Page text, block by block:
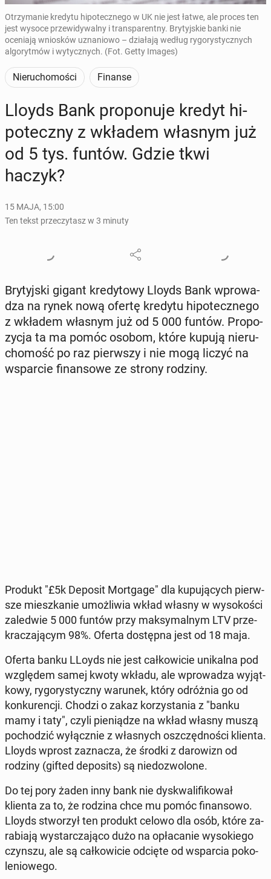
Otrzymanie kredytu hipotecznego w UK nie jest łatwe, ale proces ten
jest wysoce przewidywalny i transparentny. Brytyjskie banki nie
oceniają wniosków uznaniowo – działają według rygorystycznych
algorytmów i wytycznych. (Fot. Getty Images)
Nieruchomości Finanse
Lloyds Bank pro­po­nu­je kredyt hi­
po­tecz­ny z wkładem własnym już
od 5 tys. funtów. Gdzie tkwi
haczyk?
15 MAJA, 15:00
Ten tekst przeczytasz w 3 minuty
Bry­tyj­ski gigant kre­dy­to­wy Lloyds Bank wpro­wa­
dza na rynek nową ofertę kredytu hi­po­tecz­ne­go
z wkładem własnym już od 5 000 funtów. Pro­po­
zy­cja ta ma pomóc osobom, które kupują nie­ru­
cho­mość po raz pierw­szy i nie mogą liczyć na
wspar­cie fi­nan­so­we ze strony rodziny.
Produkt "£5k Deposit Mort­ga­ge" dla ku­pu­ją­cych pierw­
sze miesz­ka­nie umoż­li­wia wkład własny w wy­so­ko­ści
za­le­d­wie 5 000 funtów przy mak­sy­mal­nym LTV prze­
kra­cza­ją­cym 98%. Oferta do­stęp­na jest od 18 maja.
Oferta banku LLoyds nie jest cał­ko­wi­cie uni­kal­na pod
wzglę­dem samej kwoty wkładu, ale wpro­wa­dza wy­jąt­
ko­wy, ry­go­ry­stycz­ny warunek, który od­róż­nia go od
kon­ku­ren­cji. Chodzi o zakaz ko­rzy­sta­nia z "banku
mamy i taty", czyli pie­nią­dze na wkład własny muszą
po­cho­dzić wy­łącz­nie z wła­snych oszczęd­no­ści klienta.
Lloyds wprost za­zna­cza, że środki z da­ro­wizn od
rodziny (gifted de­po­sits) są nie­do­zwo­lo­ne.
Do tej pory żaden inny bank nie dys­kwa­li­fi­ko­wał
klienta za to, że rodzina chce mu pomóc fi­nan­so­wo.
Lloyds stwo­rzył ten produkt celowo dla osób, które za­
ra­bia­ją wy­star­cza­ją­co dużo na opła­ca­nie wy­so­kie­go
czynszu, ale są cał­ko­wi­cie odcięte od wspar­cia po­ko­
le­nio­we­go.